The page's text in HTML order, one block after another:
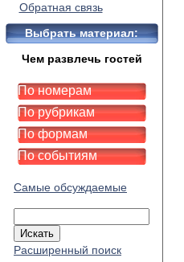
Обратная связь
Выбрать материал:
Чем развлечь гостей
По номерам
По рубрикам
По формам
По событиям
Самые обсуждаемые
Расширенный поиск